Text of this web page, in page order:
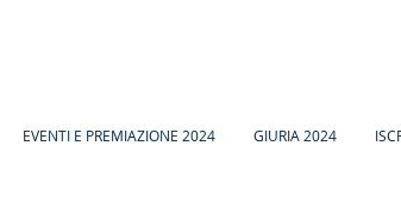
EVENTI E PREMIAZIONE 2024 GIURIA 2024